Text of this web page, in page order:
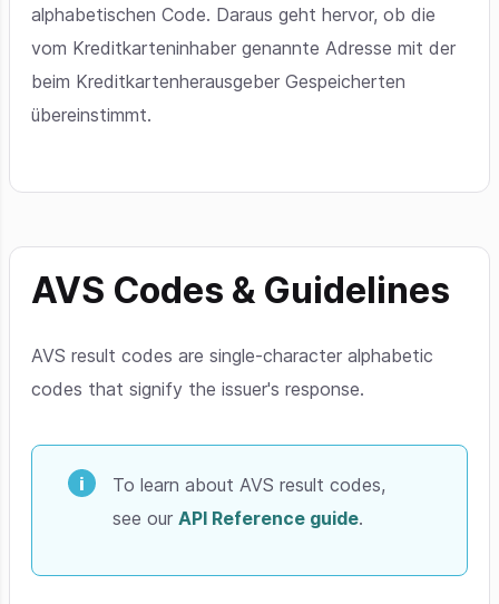
alphabetischen Code. Daraus geht hervor, ob die
vom Kreditkarteninhaber genannte Adresse mit der
beim Kreditkartenherausgeber Gespeicherten
übereinstimmt.
AVS Codes & Guidelines
AVS result codes are single-character alphabetic
codes that signify the issuer's response.
To learn about AVS result codes,
see ourAPI Reference guide.